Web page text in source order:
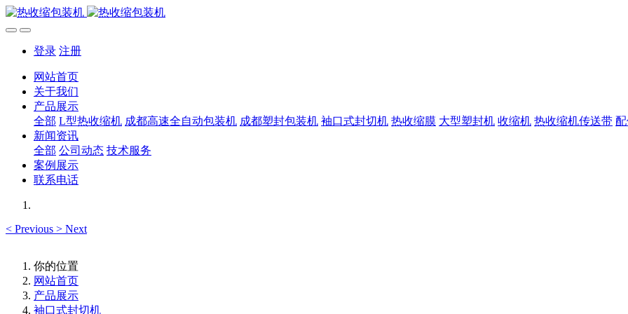
登录 注册
网站首页
关于我们
产品展示
全部 L型热收缩机 成都高速全自动包装机 成都塑封包装机 袖口式封切机 热收缩膜 大型塑封机 收缩机 热收缩机传送带
新闻资讯
全部 公司动态 技术服务
案例展示
联系电话
< Previous > Next
你的位置
网站首页
产品展示
袖口式封切机